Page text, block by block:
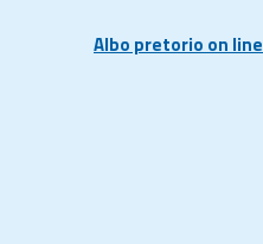
Albo pretorio on line